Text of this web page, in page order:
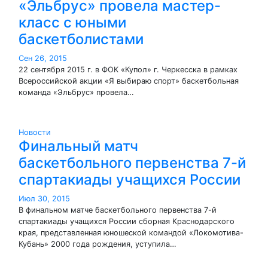
«Эльбрус» провела мастер-
класс с юными
баскетболистами
Сен 26, 2015
22 сентября 2015 г. в ФОК «Купол» г. Черкесска в рамках
Всероссийской акции «Я выбираю спорт» баскетбольная
команда «Эльбрус» провела…
Новости
Финальный матч
баскетбольного первенства 7-й
спартакиады учащихся России
Июл 30, 2015
В финальном матче баскетбольного первенства 7-й
спартакиады учащихся России сборная Краснодарского
края, представленная юношеской командой «Локомотива-
Кубань» 2000 года рождения, уступила…